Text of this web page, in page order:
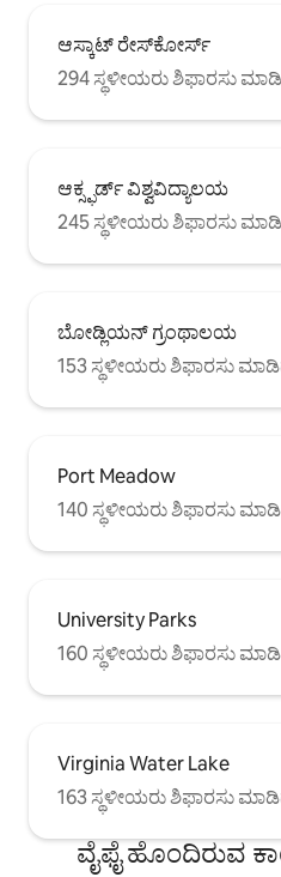
ಆಸ್ಕಾಟ್ ರೇಸ್‌ಕೋರ್ಸ್
294 ಸ್ಥಳೀಯರು ಶಿಫಾರಸು
ಆಕ್ಸ್ಫರ್ಡ್ ವಿಶ್ವವಿದ್ಯಾಲಯ
245 ಸ್ಥಳೀಯರು ಶಿಫಾರಸು
ಬೋಡ್ಲಿಯನ್ ಗ್ರಂಥಾಲಯ
153 ಸ್ಥಳೀಯರು ಶಿಫಾರಸು
Port Meadow
140 ಸ್ಥಳೀಯರು ಶಿಫಾರಸು
University Parks
160 ಸ್ಥಳೀಯರು ಶಿಫಾರಸು
Virginia Water Lake
163 ಸ್ಥಳೀಯರು ಶಿಫಾರಸು
ವೈಫೈ ಹೊಂದಿರುವ